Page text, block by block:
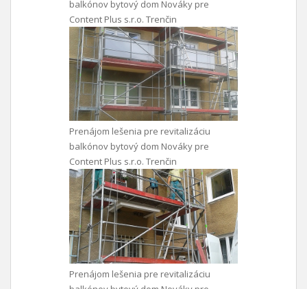
balkónov bytový dom Nováky pre
Content Plus s.r.o. Trenčin
Prenájom lešenia pre revitalizáciu
balkónov bytový dom Nováky pre
Content Plus s.r.o. Trenčin
Prenájom lešenia pre revitalizáciu